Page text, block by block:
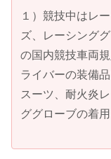
１）競技中はレ
ズ、レーシング
の国内競技車両
ライバーの装備
スーツ、耐火炎
ググローブの着用